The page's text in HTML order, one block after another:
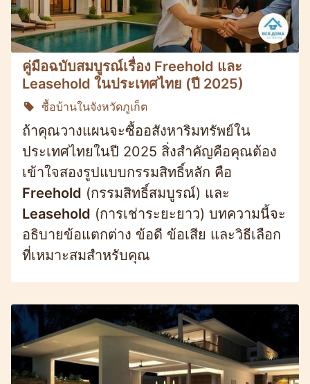
คู่มือฉบับสมบูรณ์เรื่อง Freehold และ
Leasehold ในประเทศไทย (ปี 2025)
ซื้อบ้านในจังหวัดภูเก็ต
ถ้าคุณวางแผนจะซื้ออสังหาริมทรัพย์ใน
ประเทศไทยในปี 2025 สิ่งสำคัญคือคุณต้อง
เข้าใจสองรูปแบบกรรมสิทธิ์หลัก คือ
Freehold (กรรมสิทธิ์สมบูรณ์) และ
Leasehold (การเช่าระยะยาว) บทความนี้จะ
อธิบายข้อแตกต่าง ข้อดี ข้อเสีย และวิธีเลือก
ที่เหมาะสมสำหรับคุณ